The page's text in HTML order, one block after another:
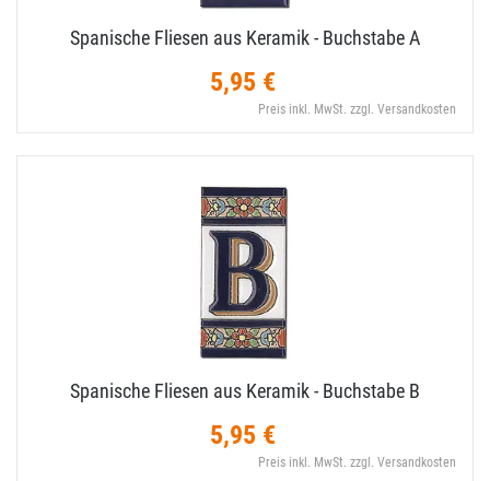
Spanische Fliesen aus Keramik - Buchstabe A
5,95 €
Preis inkl. MwSt. zzgl. Versandkosten
Spanische Fliesen aus Keramik - Buchstabe B
5,95 €
Preis inkl. MwSt. zzgl. Versandkosten